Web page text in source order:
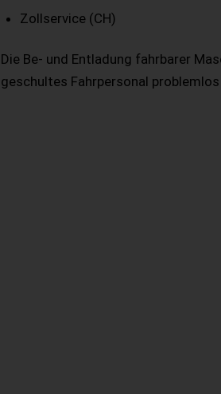
Zollservice (CH)
Die Be- und Entladung fahrbarer
geschultes Fahrpersonal problemlos